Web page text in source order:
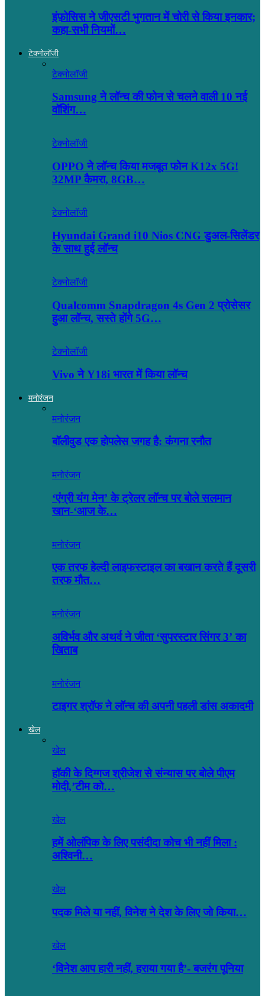
इंफ़ोसिस ने जीएसटी भुगतान में चोरी से किया इनकार;
कहा-सभी नियमों…
टेक्नोलॉजी
टेक्नोलॉजी
Samsung ने लॉन्च की फोन से चलने वाली 10 नई
वॉशिंग…
टेक्नोलॉजी
OPPO ने लॉन्‍च किया मजबूत फोन K12x 5G!
32MP कैमरा, 8GB…
टेक्नोलॉजी
Hyundai Grand i10 Nios CNG डुअल-सिलेंडर
के साथ हुई लॉन्च
टेक्नोलॉजी
Qualcomm Snapdragon 4s Gen 2 प्रोसेसर
हुआ लॉन्च, सस्ते होंगे 5G…
टेक्नोलॉजी
Vivo ने Y18i भारत में किया लॉन्च
मनोरंजन
मनोरंजन
बॉलीवुड एक होपलेस जगह है: कंंगना रनौत
मनोरंजन
‘एंग्री यंग मेन’ के ट्रेलर लॉन्च पर बोले सलमान
खान-‘आज के…
मनोरंजन
एक तरफ हेल्दी लाइफस्टाइल का बखान करते हैं दूसरी
तरफ मौत…
मनोरंजन
अविर्भव और अथर्व ने जीता ‘सुपरस्टार सिंगर 3’ का
खिताब
मनोरंजन
टाइगर श्रॉफ ने लॉन्च की अपनी पहली डांस अकादमी
खेल
खेल
हॉकी के दिग्गज श्रीजेश से संन्यास पर बोले पीएम
मोदी,’टीम को…
खेल
हमें ओलंपिक के लिए पसंदीदा कोच भी नहीं मिला :
अश्विनी…
खेल
पदक मिले या नहीं, विनेश ने देश के लिए जो किया…
खेल
‘विनेश आप हारी नहीं, हराया गया है’- बजरंग पूनिया